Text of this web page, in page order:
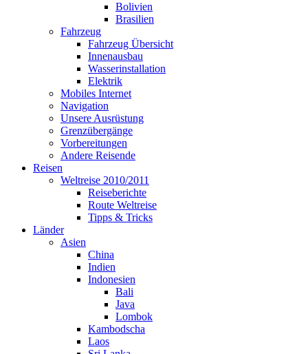
Bolivien
Brasilien
Fahrzeug
Fahrzeug Übersicht
Innenausbau
Wasserinstallation
Elektrik
Mobiles Internet
Navigation
Unsere Ausrüstung
Grenzübergänge
Vorbereitungen
Andere Reisende
Reisen
Weltreise 2010/2011
Reiseberichte
Route Weltreise
Tipps & Tricks
Länder
Asien
China
Indien
Indonesien
Bali
Java
Lombok
Kambodscha
Laos